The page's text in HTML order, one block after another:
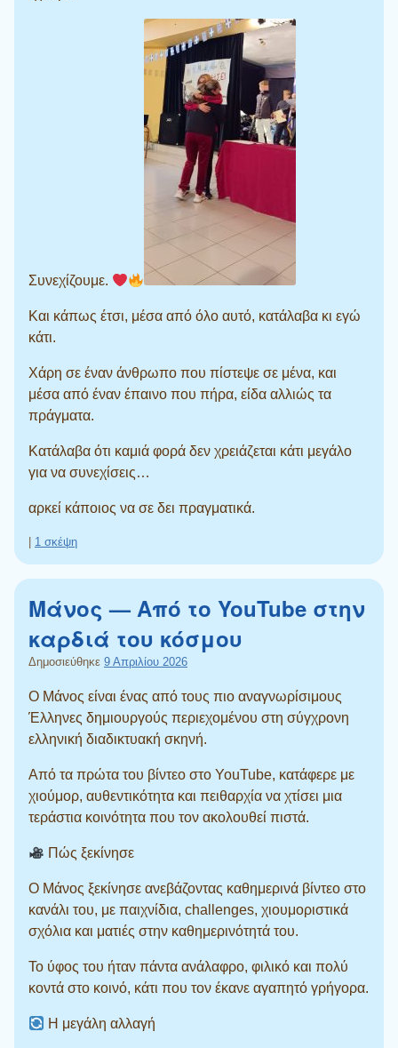
Συνεχίζουμε.
Και κάπως έτσι, μέσα από όλο αυτό, κατάλαβα κι εγώ
κάτι.
Χάρη σε έναν άνθρωπο που πίστεψε σε μένα, και
μέσα από έναν έπαινο που πήρα, είδα αλλιώς τα
πράγματα.
Κατάλαβα ότι καμιά φορά δεν χρειάζεται κάτι μεγάλο
για να συνεχίσεις…
αρκεί κάποιος να σε δει πραγματικά.
1 σκέψη
Μάνος — Από το YouTube στην
καρδιά του κόσμου
Δημοσιεύθηκε 9 Απριλίου 2026
Ο Μάνος είναι ένας από τους πιο αναγνωρίσιμους
Έλληνες δημιουργούς περιεχομένου στη σύγχρονη
ελληνική διαδικτυακή σκηνή.
Από τα πρώτα του βίντεο στο YouTube, κατάφερε με
χιούμορ, αυθεντικότητα και πειθαρχία να χτίσει μια
τεράστια κοινότητα που τον ακολουθεί πιστά.
Πώς ξεκίνησε
Ο Μάνος ξεκίνησε ανεβάζοντας καθημερινά βίντεο στο
κανάλι του, με παιχνίδια, challenges, χιουμοριστικά
σχόλια και ματιές στην καθημερινότητά του.
Το ύφος του ήταν πάντα ανάλαφρο, φιλικό και πολύ
κοντά στο κοινό, κάτι που τον έκανε αγαπητό γρήγορα.
Η μεγάλη αλλαγή